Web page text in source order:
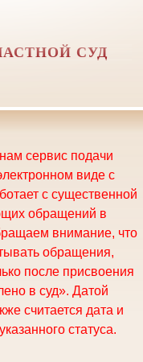
СУД
сервис подачи
виде с
с существенной
обращений в
внимание, что
обращения,
после присвоения
в суд». Датой
считается дата и
статуса.